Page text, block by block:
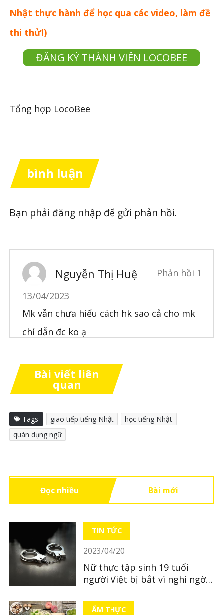
Nhật thực hành để học qua các video, làm đề
thi thử!)
ĐĂNG KÝ THÀNH VIÊN LOCOBEE
Tổng hợp LocoBee
bình luận
Bạn phải đăng nhập để gửi phản hồi.
Nguyễn Thị Huệ
13/04/2023
Phản hồi 1
Mk vẫn chưa hiểu cách hk sao cả cho mk
chỉ dẫn đc ko ạ
Thanh Nga
19/04/2023
qua các video nhé.
Bài viết liên
quan
Tags giao tiếp tiếng Nhật
học tiếng Nhật
quán dụng ngữ
Đọc nhiều Bài mới
TIN TỨC
2023/04/20
Nữ thực tập sinh 19 tuổi
người Việt bị bắt vì nghi ngờ
ẨM THỰC